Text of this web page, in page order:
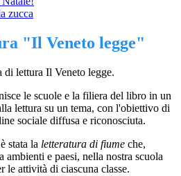
zucca
"Il Veneto legge"
di lettura Il Veneto legge.
le scuole e la filiera del libro in un
lettura su un tema, con l'obiettivo di
sociale diffusa e riconosciuta.
stata la letteratura di fiume che,
e paesi, nella nostra scuola
le attività di ciascuna classe.